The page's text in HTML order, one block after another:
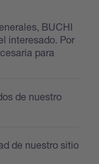
BUCHI
interesado. Por
para
de nuestro
de nuestro sitio